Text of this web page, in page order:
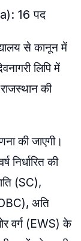
16 पद
से कानून में
लिपि में
राजस्थान की
की जाएगी।
की
(SC),
अति
वर्ग (EWS) के